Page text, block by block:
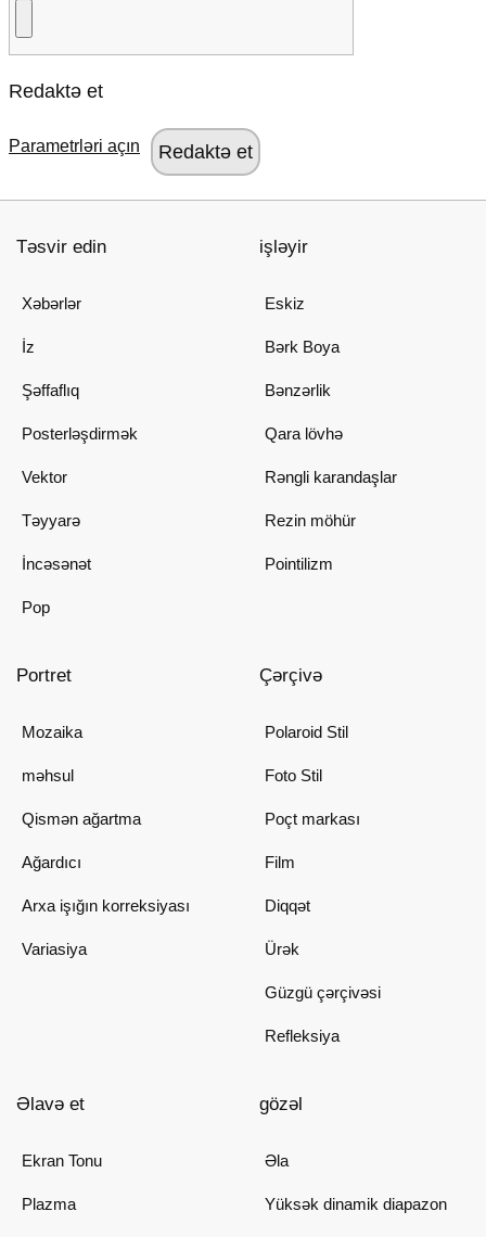
Redaktə et
Parametrləri açın
Təsvir edin
Xəbərlər
İz
Şəffaflıq
Posterləşdirmək
Vektor
Təyyarə
İncəsənət
Pop
işləyir
Eskiz
Bərk Boya
Bənzərlik
Qara lövhə
Rəngli karandaşlar
Rezin möhür
Pointilizm
Portret
Mozaika
məhsul
Qismən ağartma
Ağardıcı
Arxa işığın korreksiyası
Variasiya
Çərçivə
Polaroid Stil
Foto Stil
Poçt markası
Film
Diqqət
Ürək
Güzgü çərçivəsi
Refleksiya
Əlavə et
Ekran Tonu
Plazma
gözəl
Əla
Yüksək dinamik diapazon